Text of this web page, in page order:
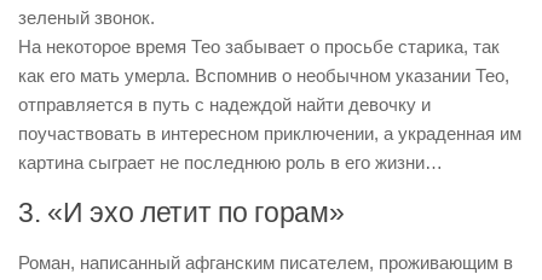
зеленый звонок.
На некоторое время Тео забывает о просьбе старика, так
как его мать умерла. Вспомнив о необычном указании Тео,
отправляется в путь с надеждой найти девочку и
поучаствовать в интересном приключении, а украденная им
картина сыграет не последнюю роль в его жизни…
3. «И эхо летит по горам»
Роман, написанный афганским писателем, проживающим в